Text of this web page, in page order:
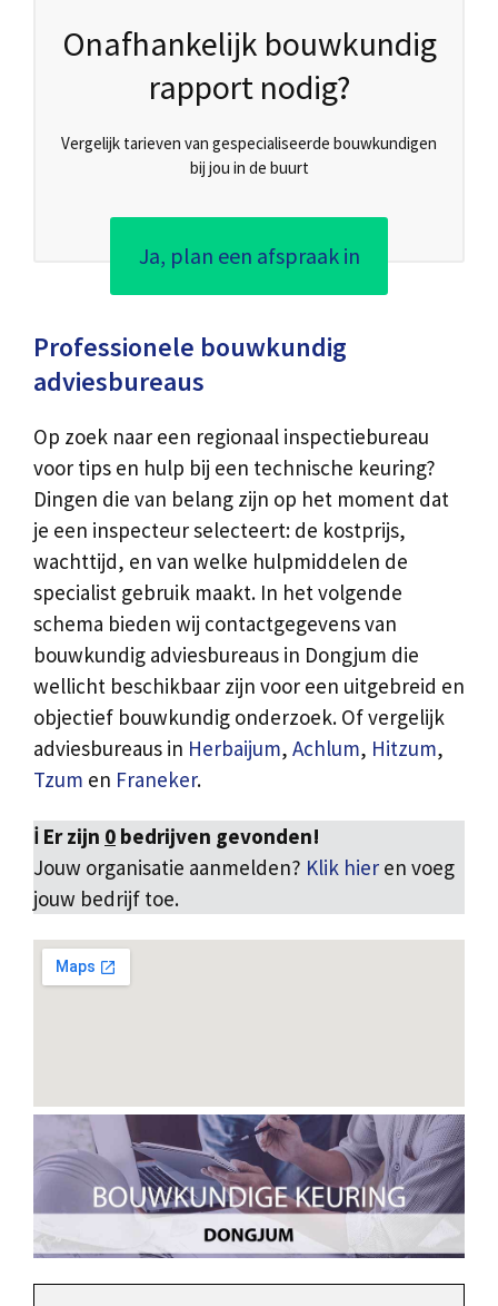
Onafhankelijk bouwkundig
rapport nodig?
Vergelijk tarieven van gespecialiseerde bouwkundigen
bij jou in de buurt
Ja, plan een afspraak in
Professionele bouwkundig
adviesbureaus
Op zoek naar een regionaal inspectiebureau
voor tips en hulp bij een technische keuring?
Dingen die van belang zijn op het moment dat
je een inspecteur selecteert: de kostprijs,
wachttijd, en van welke hulpmiddelen de
specialist gebruik maakt. In het volgende
schema bieden wij contactgegevens van
bouwkundig adviesbureaus in Dongjum die
wellicht beschikbaar zijn voor een uitgebreid en
objectief bouwkundig onderzoek. Of vergelijk
adviesbureaus in Herbaijum, Achlum, Hitzum,
Tzum en Franeker.
ℹ️ Er zijn 0 bedrijven gevonden!
Jouw organisatie aanmelden? Klik hier en voeg
jouw bedrijf toe.